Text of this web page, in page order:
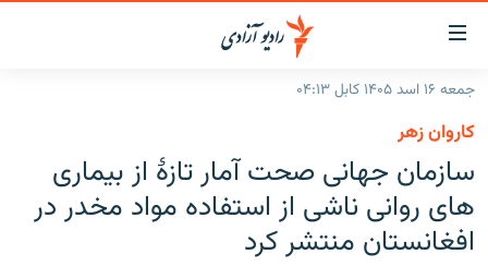
لینک‌های
قابل
دسترسی
متن
بازگشت
گزارش‌ها
افغانستان
منطقه
خبرها
افغانستان
جدول نشرات
جمعه ۱۶ اسد ۱۴۰۵ کابل ۰۴:۱۳
کاروان زهر
سازمان جهانی صحت آمار تازهٔ از بیماری
های روانی ناشی از استفاده مواد مخدر در
افغانستان منتشر کرد